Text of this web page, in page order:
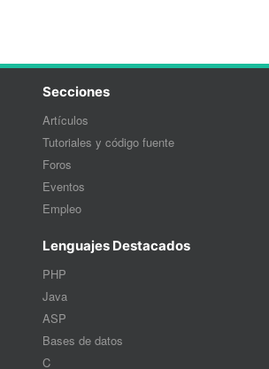
Secciones
Artículos
Tutoriales y código fuente
Foros
Eventos
Empleo
Lenguajes Destacados
PHP
Java
ASP
Bases de datos
C